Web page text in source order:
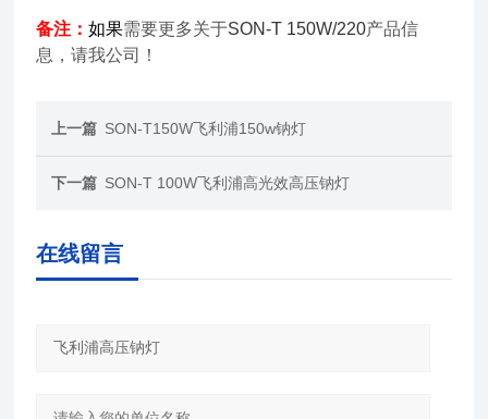
备注：如果需要更多关于SON-T 150W/220产品信
息，请我公司！
上一篇 SON-T150W飞利浦150w钠灯
下一篇 SON-T 100W飞利浦高光效高压钠灯
在线留言